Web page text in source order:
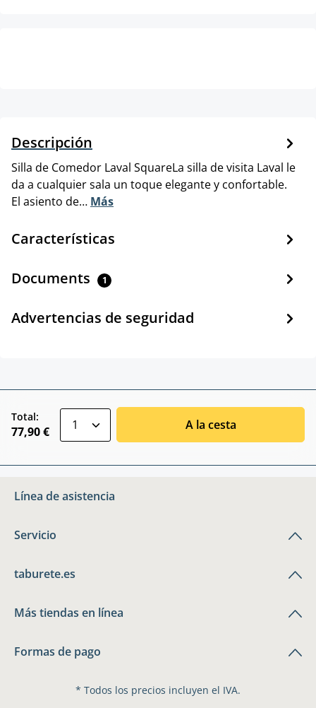
Descripción
Silla de Comedor Laval SquareLa silla de visita Laval le
da a cualquier sala un toque elegante y confortable.
El asiento de… Más
Características
Documents 1
Advertencias de seguridad
Total:
77,90 € A la cesta
Línea de asistencia
Servicio
taburete.es
Más tiendas en línea
Formas de pago
* Todos los precios incluyen el IVA.